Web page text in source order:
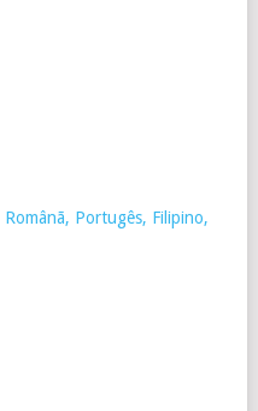
Românã, Portugês, Filipino,